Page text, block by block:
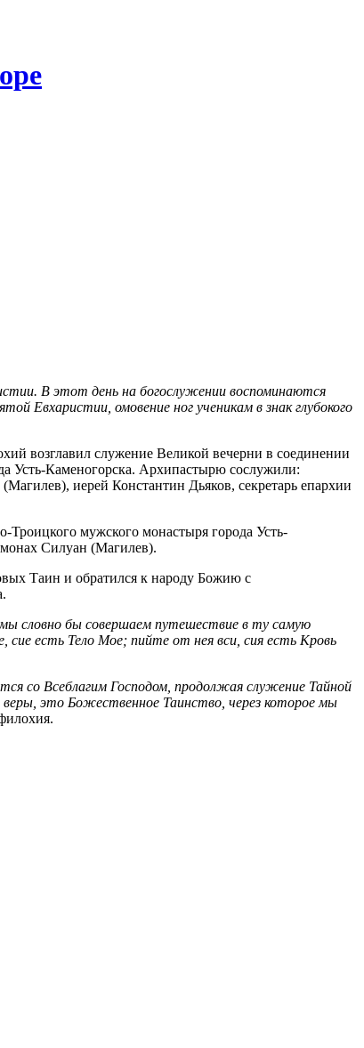
В этот день на богослужении воспоминаются
Евхаристии, омовение ног ученикам в знак глубокого
возглавил служение Великой вечерни в соединении
Усть-Каменогорска. Архипастырю сослужили:
иерей Константин Дьяков, секретарь епархии
мужского монастыря города Усть-
Силуан (Магилев).
Таин и обратился к народу Божию с
словно бы совершаем путешествие в ту самую
есть Тело Мое; пийте от нея вси, сия есть Кровь
со Всеблагим Господом, продолжая служение Тайной
веры, это Божественное Таинство, через которое мы